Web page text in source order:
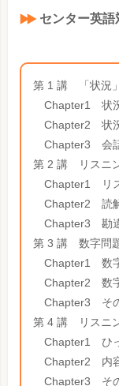
センター英
第 1 講 「状況
Chapter1 状況
Chapter2 状況
Chapter3 会
第 2 講 リスニ
Chapter1 リス
Chapter2 読
Chapter3 勘
第 3 講 数字問
Chapter1 数字
Chapter2 数字
Chapter3 そ
第 4 講 リスニ
Chapter1 ひ
Chapter2 内容
Chapter3 そ